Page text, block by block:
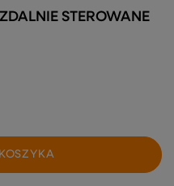
STEROWANE